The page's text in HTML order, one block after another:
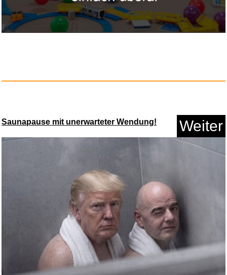
Kesseph Sonnenfinsternis-Brill...
Saunapause mit unerwarteter Wendung! Weiter